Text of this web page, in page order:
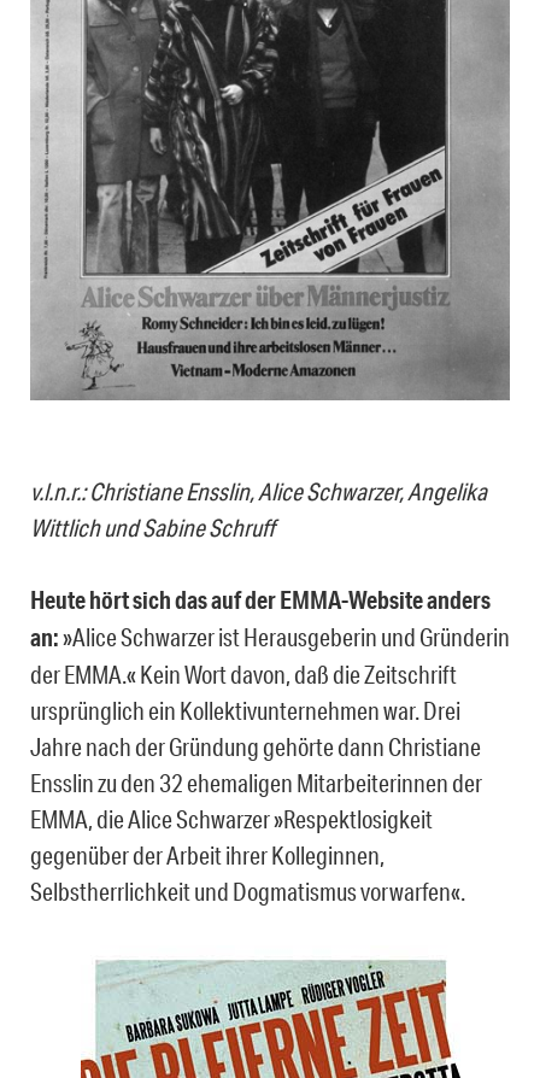
v.l.n.r.: Christiane Ensslin, Alice Schwarzer, Angelika
Wittlich und Sabine Schruff
Heute hört sich das auf der EMMA-Website anders
an:»Alice Schwarzer ist Herausgeberin und Gründerin
der EMMA.« Kein Wort davon, daß die Zeitschrift
ursprünglich ein Kollektivunternehmen war. Drei
Jahre nach der Gründung gehörte dann Christiane
Ensslin zu den 32 ehemaligen Mitarbeiterinnen der
EMMA, die Alice Schwarzer »Respektlosigkeit
gegenüber der Arbeit ihrer Kolleginnen,
Selbstherrlichkeit und Dogmatismus vorwarfen«.